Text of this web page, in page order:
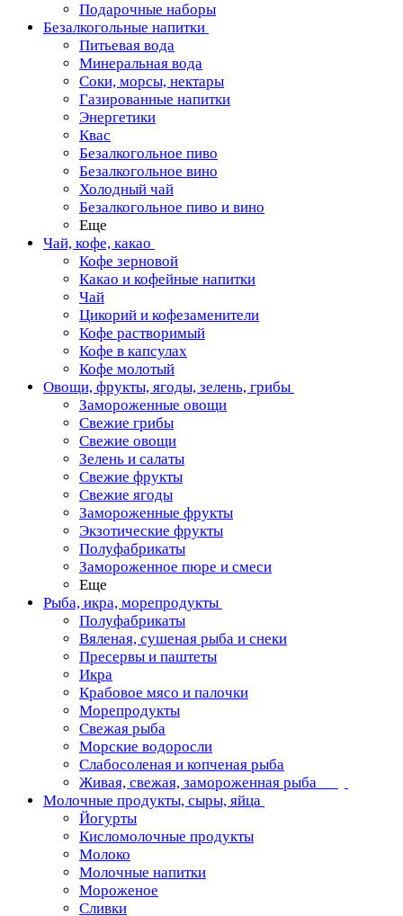
Подарочные наборы
Безалкогольные напитки
Питьевая вода
Минеральная вода
Соки, морсы, нектары
Газированные напитки
Энергетики
Квас
Безалкогольное пиво
Безалкогольное вино
Холодный чай
Безалкогольное пиво и вино
Еще
Чай, кофе, какао
Кофе зерновой
Какао и кофейные напитки
Чай
Цикорий и кофезаменители
Кофе растворимый
Кофе в капсулах
Кофе молотый
Овощи, фрукты, ягоды, зелень, грибы
Замороженные овощи
Свежие грибы
Свежие овощи
Зелень и салаты
Свежие фрукты
Свежие ягоды
Замороженные фрукты
Экзотические фрукты
Полуфабрикаты
Замороженное пюре и смеси
Еще
Рыба, икра, морепродукты
Полуфабрикаты
Вяленая, сушеная рыба и снеки
Пресервы и паштеты
Икра
Крабовое мясо и палочки
Морепродукты
Свежая рыба
Морские водоросли
Слабосоленая и копченая рыба
Живая, свежая, замороженная рыба
Молочные продукты, сыры, яйца
Йогурты
Кисломолочные продукты
Молоко
Молочные напитки
Мороженое
Сливки